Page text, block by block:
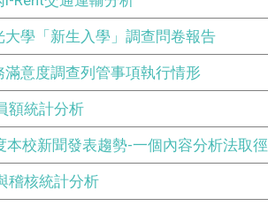
學「新生入學」調查問卷報告
意度調查列管事項執行情形
額統計分析
校新聞發表趨勢-一個內容分析法取徑
稽核統計分析